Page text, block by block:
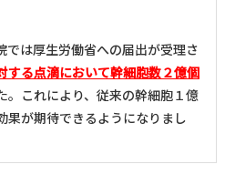
では厚生労働省への届出が受理さ
する点滴において幹細胞数２億個
。これにより、従来の幹細胞１億
果が期待できるようになりまし